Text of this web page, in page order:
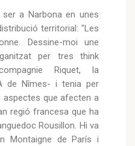
ser a Narbona en unes
territorial: "Les
Dessine-moi une
per tres think
Riquet, la
de Nîmes- i tenia per
aspectes que afecten a
regió francesa que ha
Rousillon. Hi va
Montaigne de París i